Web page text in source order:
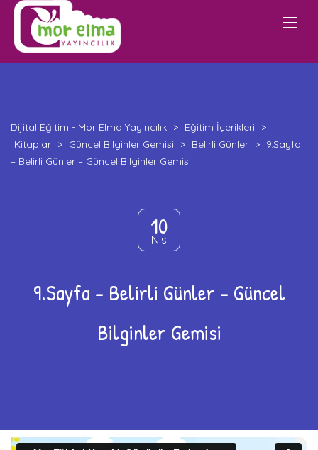
Dijital Eğitim - Mor Elma Yayıncılık > Eğitim İçerikleri
>
Kitaplar > Güncel Bilginler Gemisi > Belirli Günler > 9.Sayfa
– Belirli Günler – Güncel Bilginler Gemisi
10
Nis
9.Sayfa – Belirli Günler – Güncel
Bilginler Gemisi